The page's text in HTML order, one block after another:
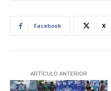
Facebook X
ARTÍCULO ANTERIOR